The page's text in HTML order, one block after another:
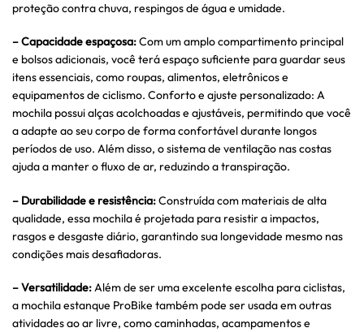
proteção contra chuva, respingos de água e umidade.
– Capacidade espaçosa:Com um amplo compartimento principal
e bolsos adicionais, você terá espaço suficiente para guardar seus
itens essenciais, como roupas, alimentos, eletrônicos e
equipamentos de ciclismo. Conforto e ajuste personalizado: A
mochila possui alças acolchoadas e ajustáveis, permitindo que você
a adapte ao seu corpo de forma confortável durante longos
períodos de uso. Além disso, o sistema de ventilação nas costas
ajuda a manter o fluxo de ar, reduzindo a transpiração.
– Durabilidade e resistência:Construída com materiais de alta
qualidade, essa mochila é projetada para resistir a impactos,
rasgos e desgaste diário, garantindo sua longevidade mesmo nas
condições mais desafiadoras.
– Versatilidade:Além de ser uma excelente escolha para ciclistas,
a mochila estanque ProBike também pode ser usada em outras
atividades ao ar livre, como caminhadas, acampamentos e